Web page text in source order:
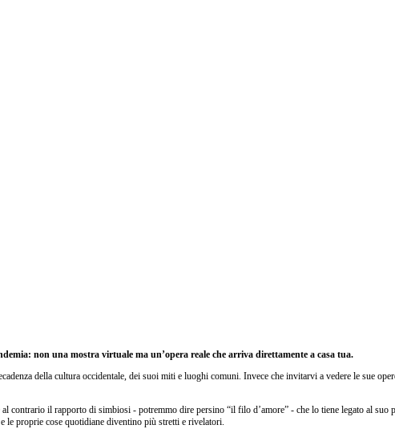
non una mostra virtuale ma un’opera reale che arriva direttamente a casa tua.
della cultura occidentale, dei suoi miti e luoghi comuni. Invece che invitarvi a vedere le sue
il rapporto di simbiosi - potremmo dire persino “il filo d’amore” - che lo tiene legato al suo
le proprie cose quotidiane diventino più stretti e rivelatori.